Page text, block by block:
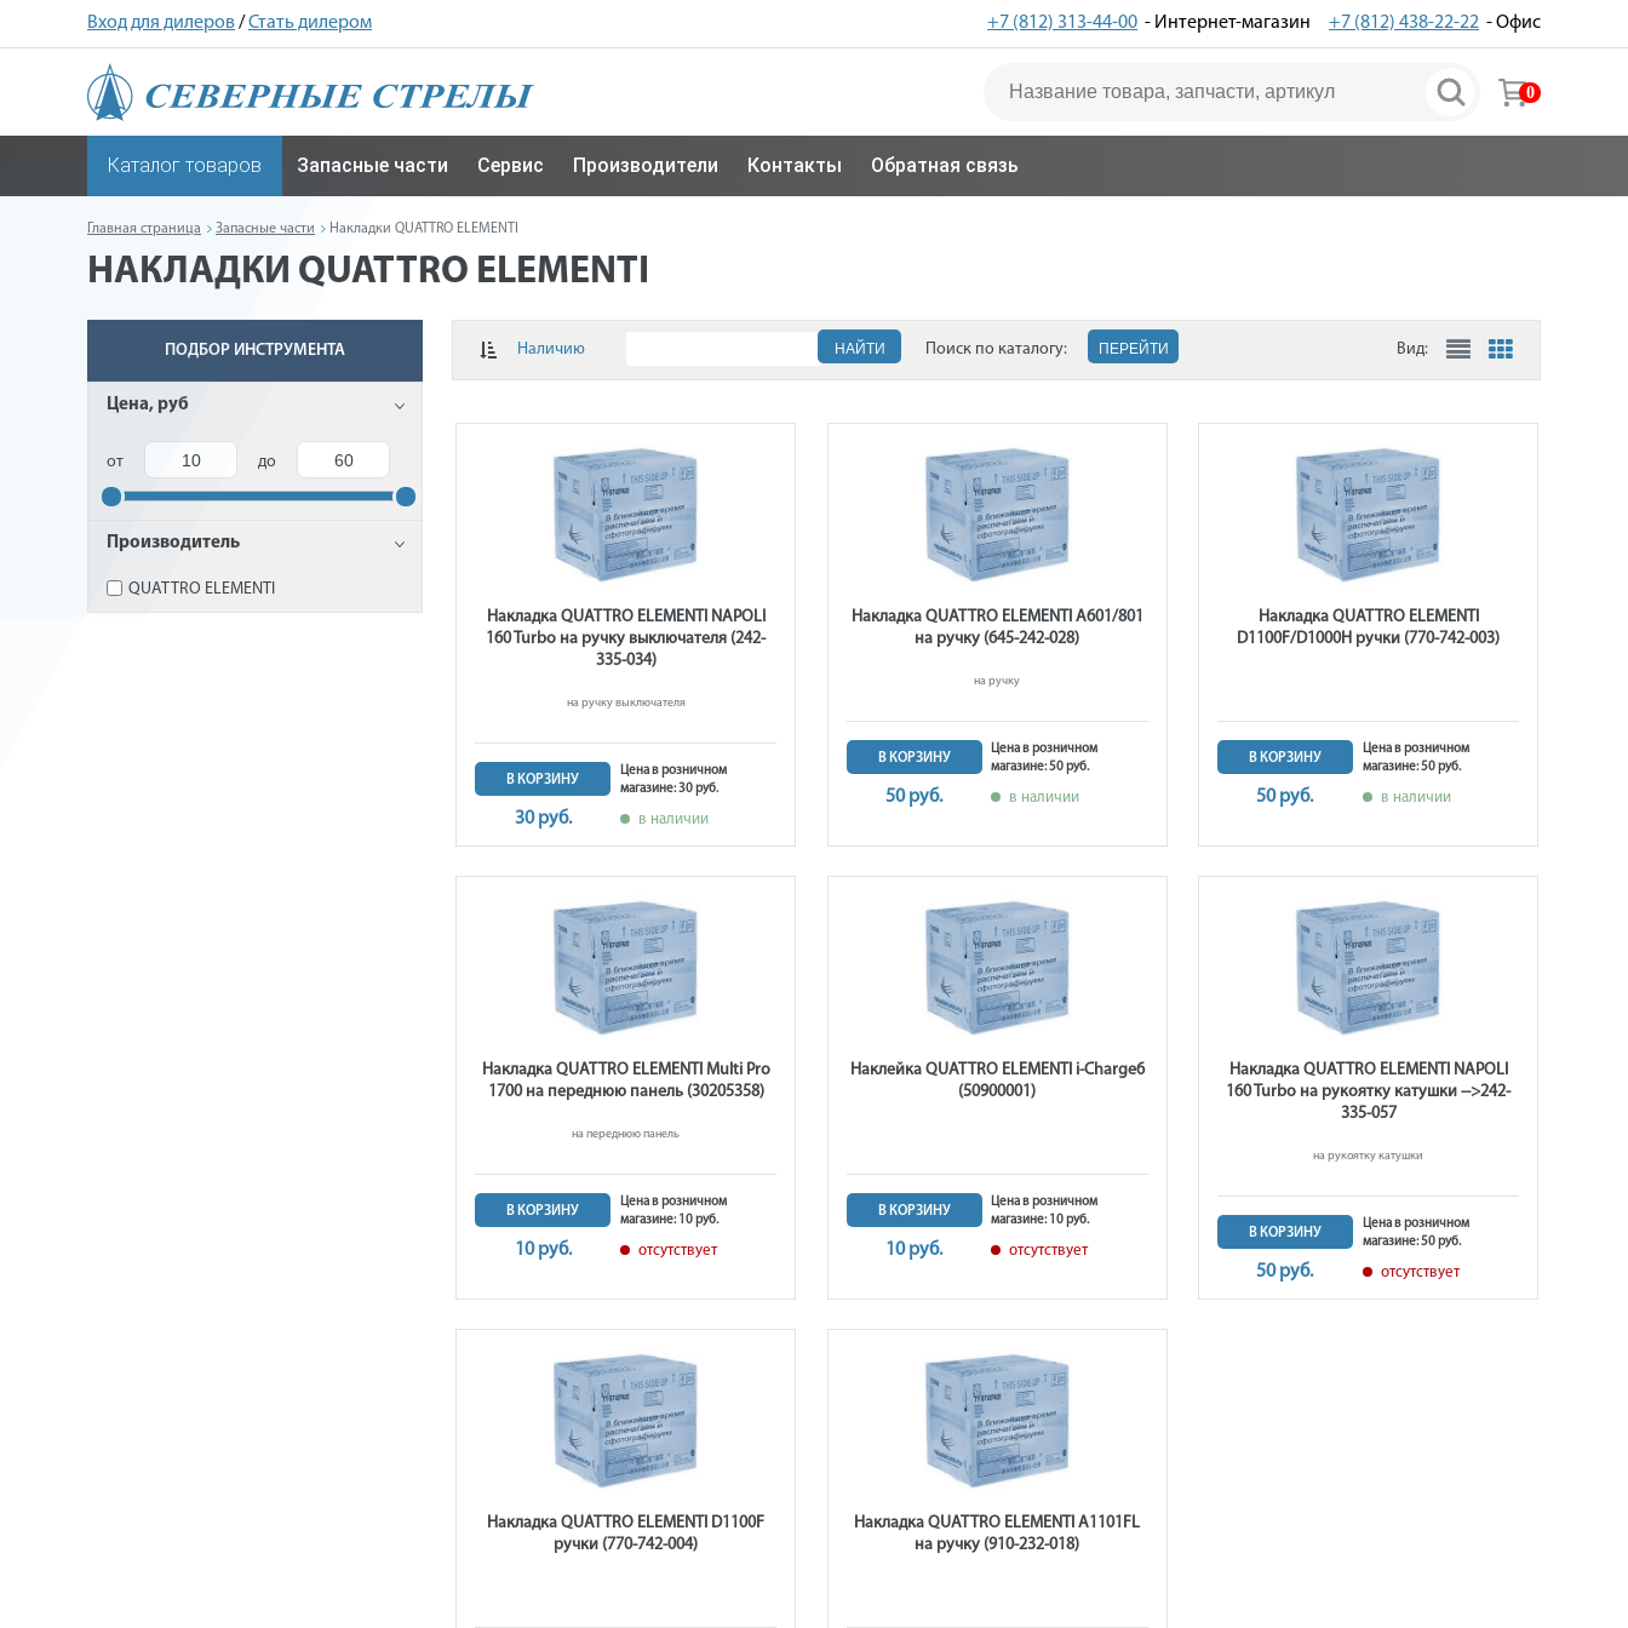
Вход для дилеров/Стать дилером +7 (812) 313-44-00 - Интернет-магазин +7 (812) 438-22-22 - Офис
0
Каталог товаров Запасные части Сервис Производители Контакты Обратная связь
Главная страница Запасные части Накладки QUATTRO ELEMENTI
НАКЛАДКИ QUATTRO ELEMENTI
ПОДБОР ИНСТРУМЕНТА
Цена, руб
от до
Производитель
QUATTRO ELEMENTI
Наличию НАЙТИ Поиск по каталогу: ПЕРЕЙТИ Вид:
Накладка QUATTRO ELEMENTI NAPOLI
160 Turbo на ручку выключателя (242-
335-034)
на ручку выключателя
В КОРЗИНУ
30 руб.
Цена в розничном
магазине: 30 руб.
в наличии
Накладка QUATTRO ELEMENTI A601/801
на ручку (645-242-028)
на ручку
В КОРЗИНУ
50 руб.
Цена в розничном
магазине: 50 руб.
в наличии
Накладка QUATTRO ELEMENTI
D1100F/D1000H ручки (770-742-003)
В КОРЗИНУ
50 руб.
Цена в розничном
магазине: 50 руб.
в наличии
Накладка QUATTRO ELEMENTI Multi Pro
1700 на переднюю панель (30205358)
на переднюю панель
В КОРЗИНУ
10 руб.
Цена в розничном
магазине: 10 руб.
отсутствует
Наклейка QUATTRO ELEMENTI i-Charge6
(50900001)
В КОРЗИНУ
10 руб.
Цена в розничном
магазине: 10 руб.
отсутствует
Накладка QUATTRO ELEMENTI NAPOLI
160 Turbo на рукоятку катушки -->242-
335-057
на рукоятку катушки
В КОРЗИНУ
50 руб.
Цена в розничном
магазине: 50 руб.
отсутствует
Накладка QUATTRO ELEMENTI D1100F
ручки (770-742-004)
Накладка QUATTRO ELEMENTI A1101FL
на ручку (910-232-018)